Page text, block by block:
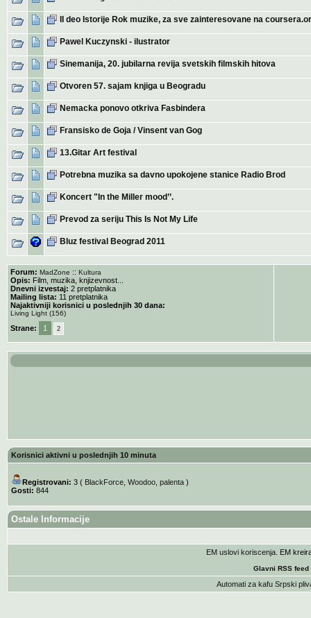
II deo Istorije Rok muzike, za sve zainteresovane na
Pawel Kuczynski - ilustrator
Sinemanija, 20. jubilarna revija svetskih filmskih hitova
Otvoren 57. sajam knjiga u Beogradu
Nemacka ponovo otkriva Fasbindera
Fransisko de Goja / Vinsent van Gog
13.Gitar Art festival
Potrebna muzika sa davno upokojene stanice Radio Brod
Koncert "In the Miller mood’’.
Prevod za seriju This Is Not My Life
Bluz festival Beograd 2011
Forum: MadZone :: Kultura
Opis: Film, muzika, knjizevnost...
Dnevni izvestaj: 2 pretplatnika
Mailing lista: 11 pretplatnika
Najaktivniji korisnici u poslednjih 30 dana:
Living Light (156)
Strane: 1 2
Korisnici aktivni u poslednjih 10 minuta
Registrovani: 3 ( BlackForce, Woodoo, palenta)
Gosti: 844
Ostale Informacije
EM uslovi koriscenja . EM
Glavni RSS feed
Automati za kafu Srpski